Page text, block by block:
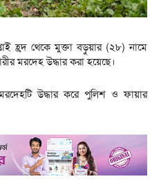
হ্রদ থেকে মুক্তা বড়ুয়ার (২৮) নামে
মরদেহ উদ্ধার করা হয়েছে।
উদ্ধার করে পুলিশ ও ফায়ার